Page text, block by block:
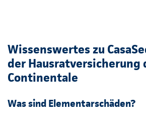
Wissenswertes zu
der Hausratversicherung
Continentale
Was sind Elementarschäden?